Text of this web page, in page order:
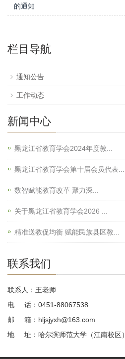
的通知
栏目导航
通知公告
工作动态
新闻中心
黑龙江省教育学会2024年度教...
黑龙江省教育学会第十届会员代表...
数智赋能教育改革 聚力深...
关于黑龙江省教育学会2026 ...
精准送教促均衡 赋能民族县区教...
联系我们
联系人：王老师
电 话：0451-88067538
邮 箱：hljsjyxh@163.com
地 址：哈尔滨师范大学（江南校区）